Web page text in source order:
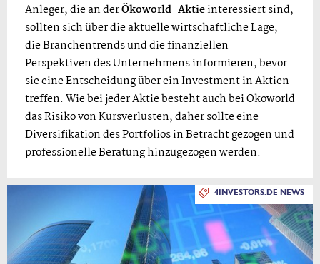
Anleger, die an derÖkoworld-Aktieinteressiert sind,
sollten sich über die aktuelle wirtschaftliche Lage,
die Branchentrends und die finanziellen
Perspektiven des Unternehmens informieren, bevor
sie eine Entscheidung über ein Investment in Aktien
treffen. Wie bei jeder Aktie besteht auch bei Ökoworld
das Risiko von Kursverlusten, daher sollte eine
Diversifikation des Portfolios in Betracht gezogen und
professionelle Beratung hinzugezogen werden.
4INVESTORS.DE NEWS